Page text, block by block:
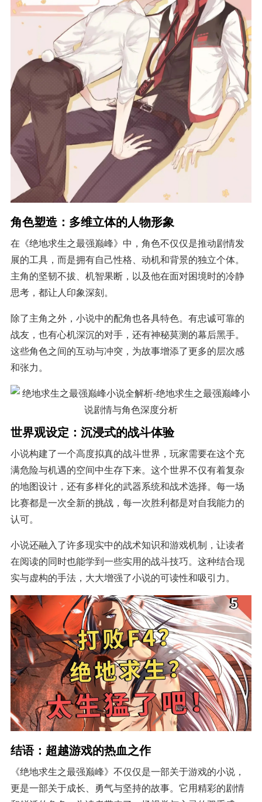
角色塑造：多维立体的人物形象
在《绝地求生之最强巅峰》中，角色不仅仅是推动剧情发
展的工具，而是拥有自己性格、动机和背景的独立个体。
主角的坚韧不拔、机智果断，以及他在面对困境时的冷静
思考，都让人印象深刻。
除了主角之外，小说中的配角也各具特色。有忠诚可靠的
战友，也有心机深沉的对手，还有神秘莫测的幕后黑手。
这些角色之间的互动与冲突，为故事增添了更多的层次感
和张力。
世界观设定：沉浸式的战斗体验
小说构建了一个高度拟真的战斗世界，玩家需要在这个充
满危险与机遇的空间中生存下来。这个世界不仅有着复杂
的地图设计，还有多样化的武器系统和战术选择。每一场
比赛都是一次全新的挑战，每一次胜利都是对自我能力的
认可。
小说还融入了许多现实中的战术知识和游戏机制，让读者
在阅读的同时也能学到一些实用的战斗技巧。这种结合现
实与虚构的手法，大大增强了小说的可读性和吸引力。
结语：超越游戏的热血之作
《绝地求生之最强巅峰》不仅仅是一部关于游戏的小说，
更是一部关于成长、勇气与坚持的故事。它用精彩的剧情